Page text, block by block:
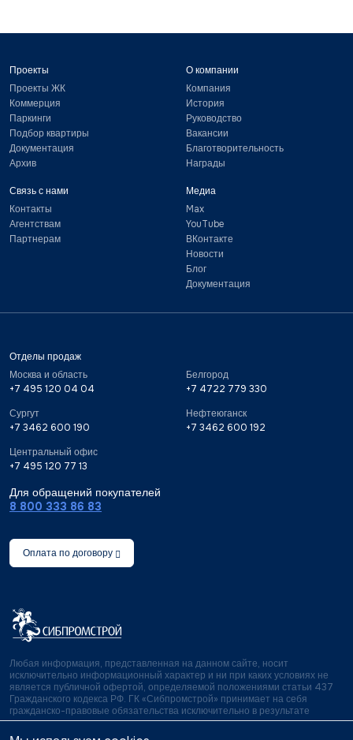
Проекты
Проекты ЖК
Коммерция
Паркинги
Подбор квартиры
Документация
Архив
О компании
Компания
История
Руководство
Вакансии
Благотворительность
Награды
Связь с нами
Контакты
Агентствам
Партнерам
Медиа
Max
YouTube
ВКонтакте
Новости
Блог
Документация
Отделы продаж
Москва и область
+7 495 120 04 04
Белгород
+7 4722 779 330
Сургут
+7 3462 600 190
Нефтеюганск
+7 3462 600 192
Центральный офис
+7 495 120 77 13
Для обращений покупателей
8 800 333 86 83
Оплата по договору
Любая информация, представленная на данном сайте, носит
исключительно информационный характер и ни при каких условиях не
является публичной офертой, определяемой положениями статьи 437
Гражданского кодекса РФ. ГК «Сибпромстрой» принимает на себя
гражданско-правовые обязательства исключительно в результате
отдельно и специально совершенных сделок.